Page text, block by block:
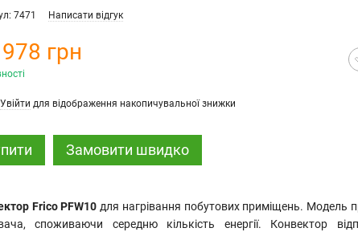
7471 Написати відгук
грн
Увійти для відображення накопичувальної знижки
Замовити швидко
Frico PFW10 для нагрівання побутових приміщень. Модель
споживаючи середню кількість енергії. Конвектор